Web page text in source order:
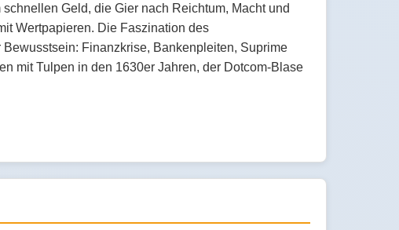
Geld, die Gier nach Reichtum, Macht und
Wertpapieren. Die Faszination des
Finanzkrise, Bankenpleiten, Suprime
mit Tulpen in den 1630er Jahren, der Dotcom-Blase